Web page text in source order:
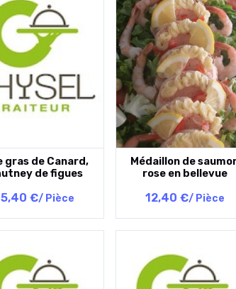
gras de Canard,
de figues
€/ Pièce
Médaillon de
rose en bellevue
12,40 €/ Pièce